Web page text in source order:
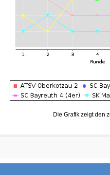
Die Grafik zeigt den